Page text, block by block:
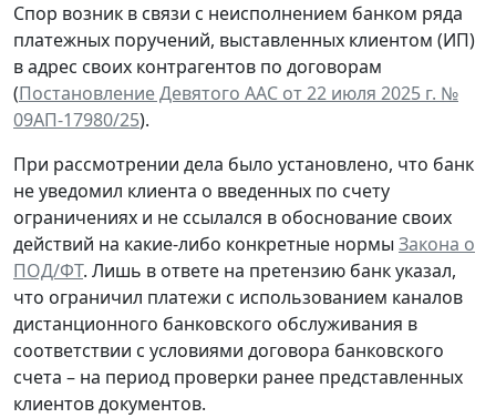
Спор возник в связи с неисполнением банком ряда
платежных поручений, выставленных клиентом (ИП)
в адрес своих контрагентов по договорам
(Постановление Девятого ААС от 22 июля 2025 г. №
09АП-17980/25).
При рассмотрении дела было установлено, что банк
не уведомил клиента о введенных по счету
ограничениях и не ссылался в обоснование своих
действий на какие-либо конкретные нормы Закона о
ПОД/ФТ. Лишь в ответе на претензию банк указал,
что ограничил платежи с использованием каналов
дистанционного банковского обслуживания в
соответствии с условиями договора банковского
счета – на период проверки ранее представленных
клиентов документов.